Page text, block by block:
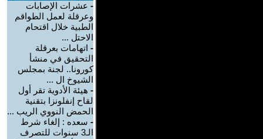
- عشرات الإصابات
وعرقلة لعمل الطواقم
الطبية خلال اقتحام
الاحتل ...
- اتهامات بعرقلة
التحقيق في منشأ
كورونا.. لجنة بمجلس
الشيوخ ال ...
- هيئة الأدوية تقر أول
لقاح إنفلونزا بتقنية
الحمض النووي الريب ...
- سعده : إلغاء شرط
الـ3 سنوات للتصرف